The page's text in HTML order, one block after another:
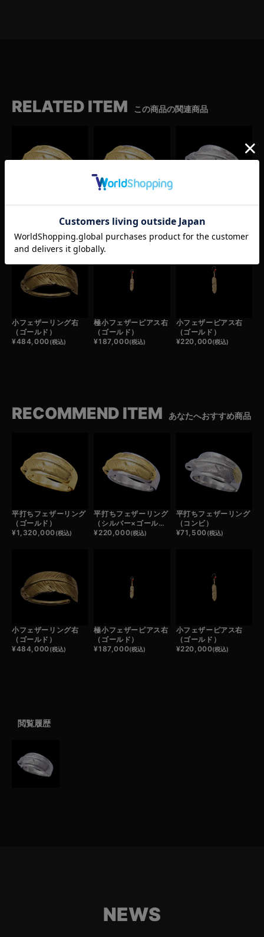
RELATED ITEM この商品の関連商品
平打ちフェザーリング
(税込)
平打ちフェザーリング
（シルバー×ゴールド）
¥220,000(税込)
平打ちフェザーリング
（コンビ）
¥71,500
小フェザーリング右
（ゴールド）
¥484,000(税込)
極小フェザーピアス右
（ゴールド）
¥187,000(税込)
小フェザーピアス右
（ゴールド）
¥220,000(税込)
RECOMMEND ITEM あなたへおすすめ商品
平打ちフェザーリング
（ゴールド）
¥1,320,000(税込)
平打ちフェザーリング
（シルバー×ゴールド）
¥220,000(税込)
平打ちフェザーリング
（コンビ）
¥71,500(税込)
小フェザーリング右
（ゴールド）
¥484,000(税込)
極小フェザーピアス右
（ゴールド）
¥187,000(税込)
小フェザーピアス右
（ゴールド）
¥220,000(税込)
閲覧履歴
NEWS